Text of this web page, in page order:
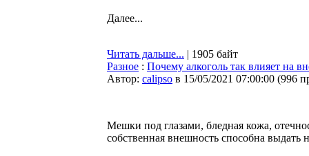
Далее...
Читать дальше... | 1905 байт
Разное : Почему алкоголь так влияет на
Автор: calipso в 15/05/2021 07:00:00 (996
Мешки под глазами, бледная кожа,
собственная внешность способна